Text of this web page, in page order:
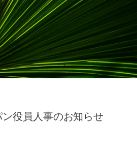
役員人事のお知らせ